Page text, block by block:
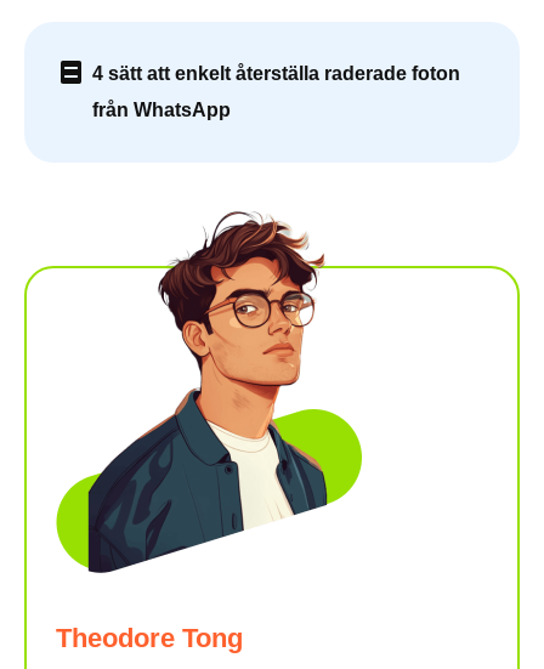
4 sätt att enkelt återställa raderade foton
från WhatsApp
Theodore Tong